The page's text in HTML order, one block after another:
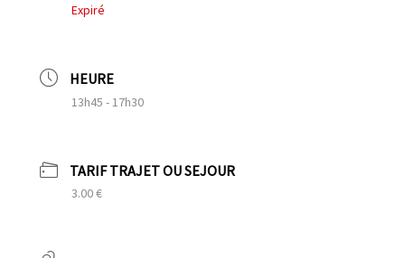
Expiré
HEURE
13h45 - 17h30
TARIF TRAJET OU SEJOUR
3.00 €